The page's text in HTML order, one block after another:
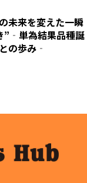
で圧勝
未来を変えた一瞬
”‐単為結果品種誕
の歩み‐